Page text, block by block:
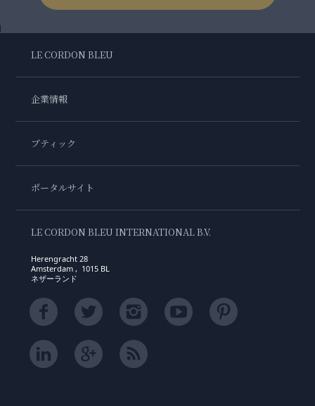
LE CORDON BLEU
企業情報
ブティック
ポータルサイト
LE CORDON BLEU INTERNATIONAL B.V.
Herengracht 28
Amsterdam , 1015 BL
ネザーランド